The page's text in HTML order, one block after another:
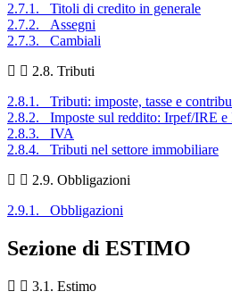
2.7.1. Titoli di credito in generale
2.7.2. Assegni
2.7.3. Cambiali
2.8. Tributi
2.8.1. Tributi: imposte, tasse e
2.8.2. Imposte sul reddito: Irpef/IRE e
2.8.3. IVA
2.8.4. Tributi nel settore immobiliare
2.9. Obbligazioni
2.9.1. Obbligazioni
Sezione di ESTIMO
3.1. Estimo